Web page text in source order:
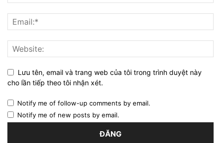
Lưu tên, email và trang web của tôi trong trình duyệt này
cho lần tiếp theo tôi nhận xét.
Notify me of follow-up comments by email.
Notify me of new posts by email.